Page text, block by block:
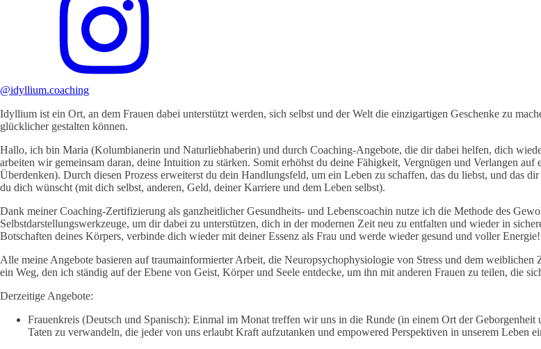
@idyllium.coaching
Idyllium ist ein Ort, an dem Frauen dabei unterstützt werden, sich selbst und der Welt die einzigartigen Geschenke zu
glücklicher gestalten können.
Hallo, ich bin Maria (Kolumbianerin und Naturliebhaberin) und durch Coaching-Angebote, die dir dabei helfen, dich
arbeiten wir gemeinsam daran, deine Intuition zu stärken. Somit erhöhst du deine Fähigkeit, Vergnügen und Verlangen
Überdenken). Durch diesen Prozess erweiterst du dein Handlungsfeld, um ein Leben zu schaffen, das du liebst, und das
du dich wünscht (mit dich selbst, anderen, Geld, deiner Karriere und dem Leben selbst).
Dank meiner Coaching-Zertifizierung als ganzheitlicher Gesundheits- und Lebenscoachin nutze ich die Methode des
Selbstdarstellungswerkzeuge, um dir dabei zu unterstützen, dich in der modernen Zeit neu zu entfalten und wieder in
Botschaften deines Körpers, verbinde dich wieder mit deiner Essenz als Frau und werde wieder gesund und voller Energie!
Alle meine Angebote basieren auf traumainformierter Arbeit, die Neuropsychophysiologie von Stress und dem
ein Weg, den ich ständig auf der Ebene von Geist, Körper und Seele entdecke, um ihn mit anderen Frauen zu teilen, die
Derzeitige Angebote:
Frauenkreis (Deutsch und Spanisch): Einmal im Monat treffen wir uns in die Runde (in einem Ort der
Taten zu verwandeln, die jeder von uns erlaubt Kraft aufzutanken und empowered Perspektiven in unserem Leben